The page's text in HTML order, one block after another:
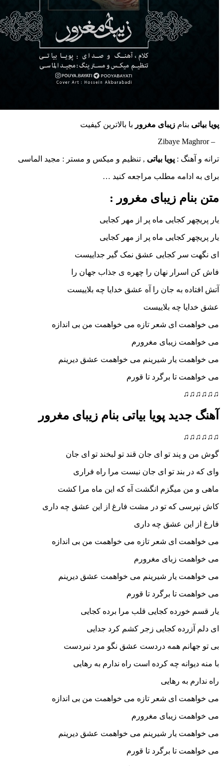
بنامزیبای مغروربا بالاترین کیفیت
: پویا بیاتی , تنظیم و میکس و مستر : مجید الماسی
مطلب مراجعه کنید …
زیبای مغرور :
کجایی ماه پر از مهر کجایی
کجایی ماه پر از مهر کجایی
سر کجایی عشق نمک گیر جداییست
نهان را چهره ی جذاب جهان را
به جان را آه عشق خدایا چه بلاییست
چه بلاییست
ای شعر تازه می خواهمت من بی اندازه
زیبای مغرورم
یار شیرینم می خواهمت عشق دیرینم
تا برگرد تا قورم
پویا بیاتی بنام زیبای مغرور
پند تو ای جان قند تو لبخند تو ای جان
بند تو ای جان نیست مرا راه فراری
میگزم انگشت آه که این ماه مرا کشت
که تو در مشت فارغ از این عشق چه داری
این عشق چه داری
ای شعر تازه می خواهمت من بی اندازه
زبای مغرورم
یار شیرینم می خواهمت عشق دیرینم
تا برگرد تا قورم
کجایی قلب مرا برده کجایی
کجایی زجر کشم کرد جدایی
همه دردست عشق نگو مرد نبردست
چه کرده است راه ندارم به رهایی
به رهایی
ای شعر تازه می خواهمت من بی اندازه
زیبای مغرورم
یار شیرینم می خواهمت عشق دیرینم
تا برگرد تا قورم